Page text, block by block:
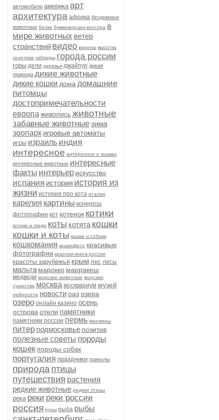
автомобили америка арт
архитектура африка бездомные
животные белки букмекерская контора в
мире животных ветер
странствий видео вороны высотка
генетика гибриды города россии
горы дели деревья джайпур дикая
природа дикие животные
дикие кошки дома домашние
питомцы
достопримечательности
европа живописьживотные
забавные животныезима
зоопарк игровые автоматы
игры израиль индия
интересное интересное о кошках
интересные животные интересные
факты интерьер искусство
испания история история из
жизни история про кота италия
карелия картины конкурсы
фотографии кот котенок котики
котики и люди коты котята кошки
кошки и коты кошки и собаки
кошкомания кошкофото красивые
фотографии красная книга россии
красоты зарубежья крым лес лисы
мальта марокко марракеш
медведи морские животные морские
существа москва москвариум музей
нейросети новостиоаэозера
озеро онлайн казино осень
острова отели памятники
памятники россии пермь пингвины
питер подмосковье позитив
полезные советы породы
кошек породы собак
португалия праздники приколы
природа птицы
путешествия растения
редкие животные редкие птицы
река реки реки россии
россия руны рыба рыбы